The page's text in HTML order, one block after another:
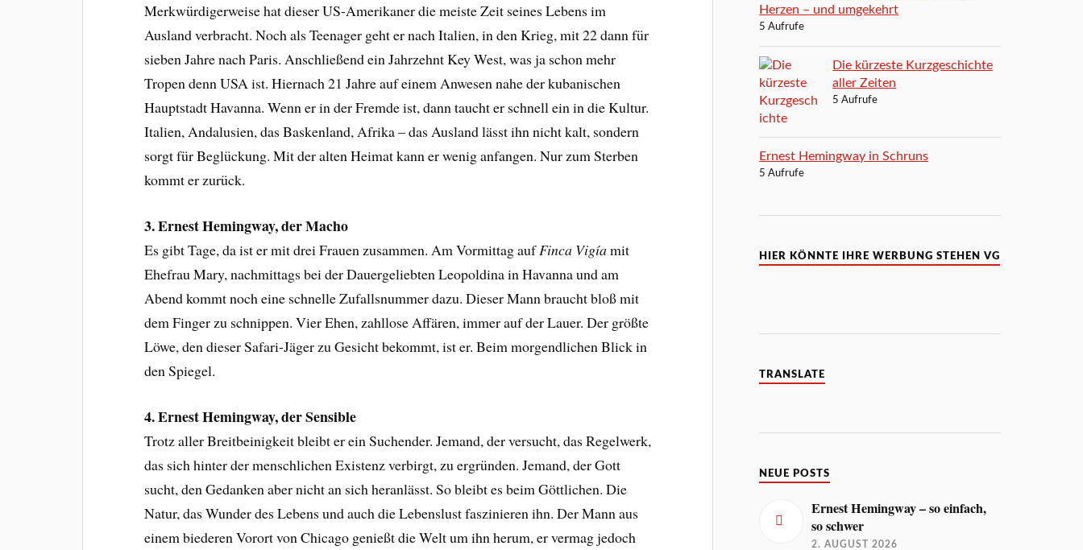
Merkwürdigerweise hat dieser US-Amerikaner die meiste Zeit seines Lebens im
Ausland verbracht. Noch als Teenager geht er nach Italien, in den Krieg, mit 22 dann für
sieben Jahre nach Paris. Anschließend ein Jahrzehnt Key West, was ja schon mehr
Tropen denn USA ist. Hiernach 21 Jahre auf einem Anwesen nahe der kubanischen
Hauptstadt Havanna. Wenn er in der Fremde ist, dann taucht er schnell ein in die Kultur.
Italien, Andalusien, das Baskenland, Afrika – das Ausland lässt ihn nicht kalt, sondern
sorgt für Beglückung. Mit der alten Heimat kann er wenig anfangen. Nur zum Sterben
kommt er zurück.
3. Ernest Hemingway, der Macho
Es gibt Tage, da ist er mit drei Frauen zusammen. Am Vormittag aufFinca Vigíamit
Ehefrau Mary, nachmittags bei der Dauergeliebten Leopoldina in Havanna und am
Abend kommt noch eine schnelle Zufallsnummer dazu. Dieser Mann braucht bloß mit
dem Finger zu schnippen. Vier Ehen, zahllose Affären, immer auf der Lauer. Der größte
Löwe, den dieser Safari-Jäger zu Gesicht bekommt, ist er. Beim morgendlichen Blick in
den Spiegel.
4. Ernest Hemingway, der Sensible
Trotz aller Breitbeinigkeit bleibt er ein Suchender. Jemand, der versucht, das Regelwerk,
das sich hinter der menschlichen Existenz verbirgt, zu ergründen. Jemand, der Gott
sucht, den Gedanken aber nicht an sich heranlässt. So bleibt es beim Göttlichen. Die
Natur, das Wunder des Lebens und auch die Lebenslust faszinieren ihn. Der Mann aus
einem biederen Vorort von Chicago genießt die Welt um ihn herum, er vermag jedoch
Herzen – und umgekehrt
5 Aufrufe
Die kürzeste Kurzgeschichte
aller Zeiten
5 Aufrufe
Ernest Hemingway in Schruns
5 Aufrufe
HIER KÖNNTE IHRE WERBUNG STEHEN VG
TRANSLATE
NEUE POSTS
Ernest Hemingway – so einfach,
so schwer
2. AUGUST 2026